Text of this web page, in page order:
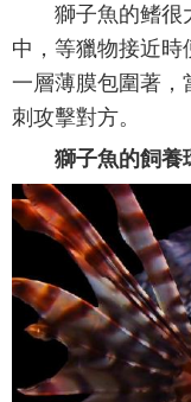
獅子魚的鳍很
中，等獵物接近時
一層薄膜包圍著，
刺攻擊對方。
獅子魚的飼養